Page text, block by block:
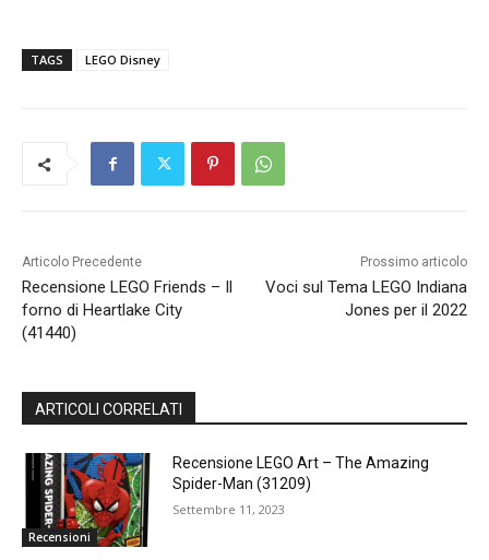
TAGS LEGO Disney
Articolo Precedente
Recensione LEGO Friends – Il
forno di Heartlake City
(41440)
Prossimo articolo
Voci sul Tema LEGO Indiana
Jones per il 2022
ARTICOLI CORRELATI
Recensioni
Recensione LEGO Art – The Amazing
Spider-Man (31209)
Settembre 11, 2023